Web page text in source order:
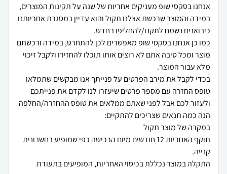
אנחנו בסקסי שופ מעניקים אחריות של שנה על תקינות המוצרים,
במידה והמוצר שרכשת אצלנו תקול והוא עדיין במסגרת אחריותנו
כמו כן אנחנו בסקסי שופ מאפשרים לכן להתחרט, במידה ורכשתם
מוצר ומכל סיבה אתם לא רוצים אותו תוכלו להחזירו ולקבל זיכוי
בכדי לקבל את מירב הפרטים על פנייתך אנו מבקשים שתמלאו
טופס החזרה עם מספר פרטים שיעזרו לנו לקדם את פנייתכם
ולעזור לכם אבל לפני שאתם ממלאים את טופס ההחזרה/החלפה
תוקף האחריות 12 חודשים מיום הרכישה כפי שמופיע בחשבונית
התקלה במוצר נכללת בכיסוי האחריות, המופיעים בתעודת